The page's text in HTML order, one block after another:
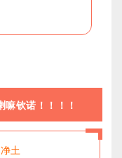
钦诺！！！！
土